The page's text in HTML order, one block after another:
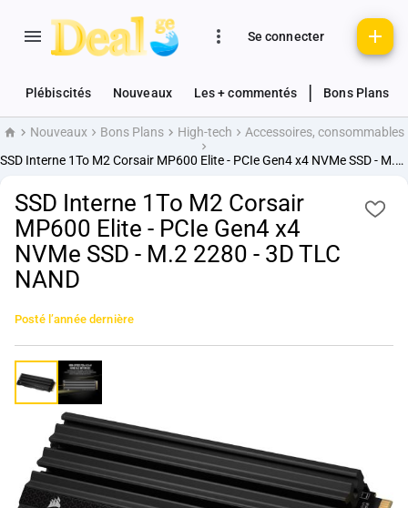
Se connecter
Plébiscités Nouveaux Les + commentés Bons Plans
AccueilNouveaux Bons Plans High-tech
Accessoires, consommables
SSD Interne 1To M2 Corsair MP600 Elite - PCIe Gen4 x4 NVMe SSD - M.2 2280 - 3D TLC NAND
SSD Interne 1To M2 Corsair
MP600 Elite - PCIe Gen4 x4
NVMe SSD - M.2 2280 - 3D TLC
NAND
Posté l’année dernière